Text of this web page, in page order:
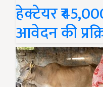
हेक्टेयर
आवेदन की